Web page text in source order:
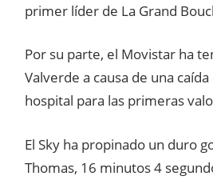
primer líder de La Grand
Por su parte, el Movistar ha
Valverde a causa de una
hospital para las primeras
El Sky ha propinado un duro
Thomas, 16 minutos 4